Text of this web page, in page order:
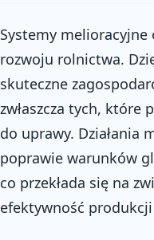
Systemy
rozwoju rolnictwa.
skuteczne
zwłaszcza tych,
do uprawy. Działania
poprawie warunków
co przekłada się na
efektywność